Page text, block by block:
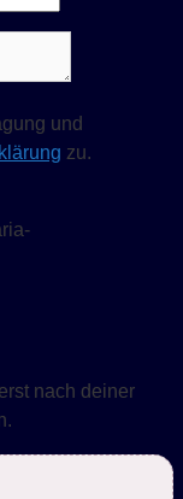
und
zu.
nach deiner